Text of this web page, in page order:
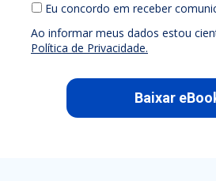
Eu concordo em receber
Ao informar meus dados estou
Política de Privacidade.
Baixar